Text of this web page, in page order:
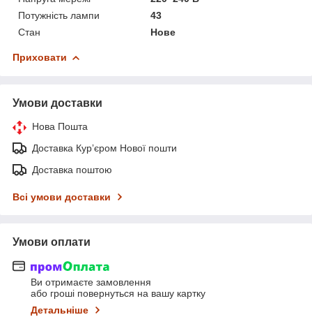
Потужність лампи
43
Стан
Нове
Приховати
Умови доставки
Нова Пошта
Доставка Курʼєром Нової пошти
Доставка поштою
Всі умови доставки
Умови оплати
Ви отримаєте замовлення
або гроші повернуться на вашу картку
Детальніше